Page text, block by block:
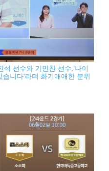
선수와 기민찬 선수.'나이
니다'라며 화기애애한 분위